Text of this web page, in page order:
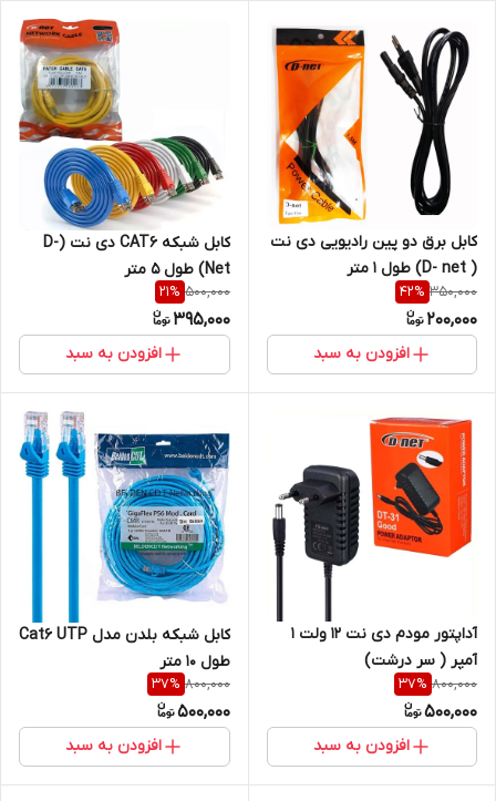
کابل برق دو پین رادیویی دی نت
( D- net) طول 1 متر
350,000
42%
200,000
افزودن به سبد
کابل شبکه CAT6 دی نت (D-
Net) طول 5 متر
500,000
21%
395,000
افزودن به سبد
آداپتور مودم دی نت 12 ولت 1
آمپر ( سر درشت)
800,000
37%
500,000
افزودن به سبد
کابل شبکه بلدن مدل Cat6 UTP
طول ۱۰ متر
800,000
37%
500,000
افزودن به سبد